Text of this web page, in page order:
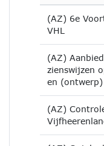
(AZ) 6e
VHL
(AZ)
zienswijzen
en
(AZ)